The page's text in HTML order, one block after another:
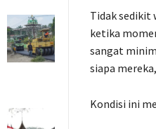
Tidak sedikit
ketika
sangat
siapa
Kondisi ini